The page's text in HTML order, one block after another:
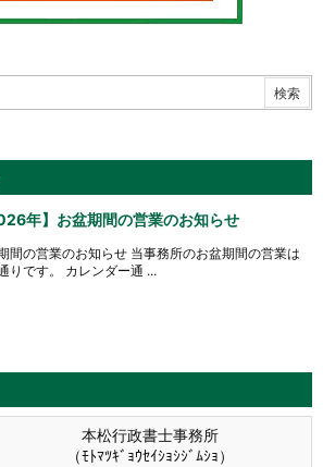
年】お盆期間の営業のお知らせ
間の営業のお知らせ 当事務所のお盆期間の営業は
りです。 カレンダー通 ...
本松行政書士事務所
（ﾓﾄﾏﾂｷﾞｮｳｾｲｼｮｼｼﾞﾑｼｮ）